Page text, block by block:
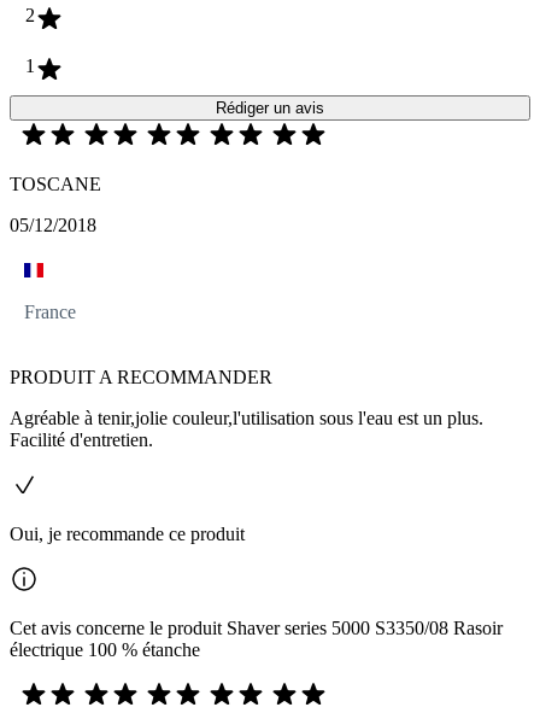
2
1
Rédiger un avis
TOSCANE
05/12/2018
France
PRODUIT A RECOMMANDER
Agréable à tenir,jolie couleur,l'utilisation sous l'eau est un plus.
Facilité d'entretien.
Oui, je recommande ce produit
Cet avis concerne le produit Shaver series 5000 S3350/08 Rasoir
électrique 100 % étanche